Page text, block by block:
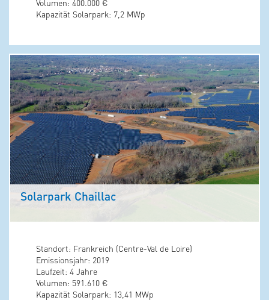
Volumen: 400.000 €
Kapazität Solarpark: 7,2 MWp
Solarpark Chaillac
Standort: Frankreich (Centre-Val de Loire)
Emissionsjahr: 2019
Laufzeit: 4 Jahre
Volumen: 591.610 €
Kapazität Solarpark: 13,41 MWp